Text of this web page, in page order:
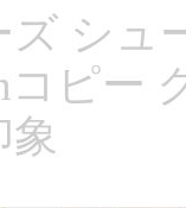
シュ
コピー